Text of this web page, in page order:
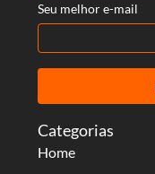
Categorias
Home
Seu melhor e-mail